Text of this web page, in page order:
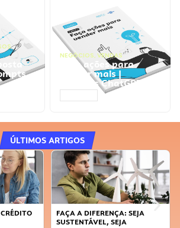
NEGÓCIOS, VENDAS
Faça ações para
vender mais |
Prompts ChatGPT
ÚLTIMOS ARTIGOS
FAÇA A DIFERENÇA: SEJA
SUSTENTÁVEL, SEJA